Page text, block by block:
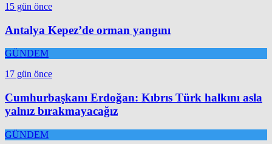
15 gün önce
Antalya Kepez’de orman yangını
GÜNDEM
17 gün önce
Cumhurbaşkanı Erdoğan: Kıbrıs Türk halkını asla
yalnız bırakmayacağız
GÜNDEM